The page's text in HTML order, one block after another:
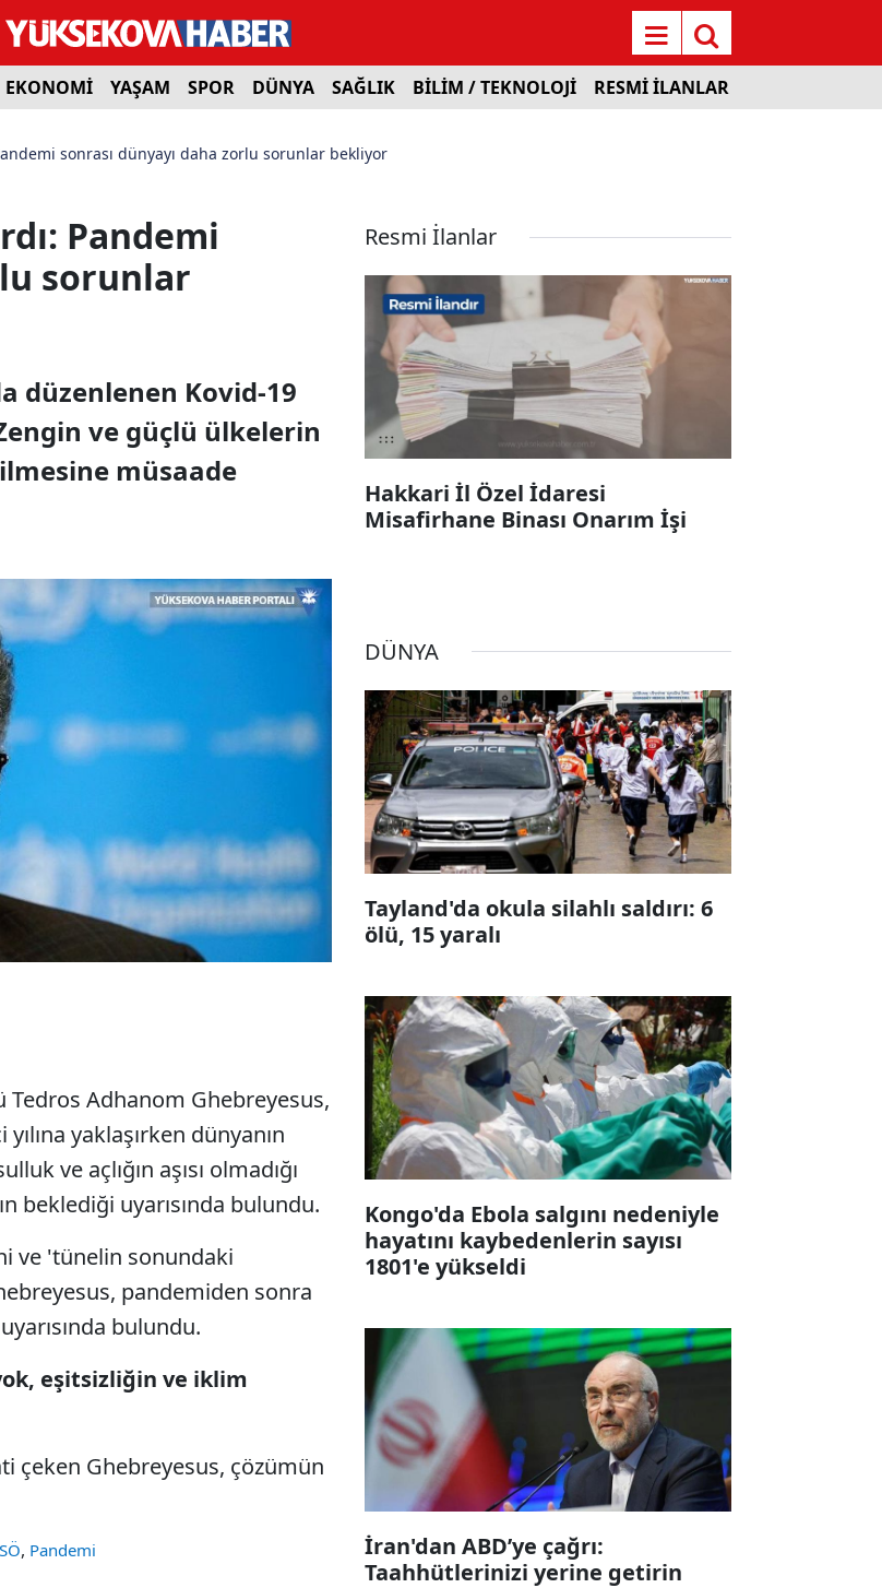
EKONOMİ YAŞAM SPOR DÜNYA SAĞLIK BİLİM / TEKNOLOJİ RESMİ İLANLAR
sonrası dünyayı daha zorlu sorunlar bekliyor
Pandemi
sorunlar
düzenlenen Kovid-19
ve güçlü ülkelerin
müsaade
Tedros Adhanom Ghebreyesus,
yaklaşırken dünyanın
ve açlığın aşısı olmadığı
beklediği uyarısında bulundu.
ve 'tünelin sonundaki
pandemiden sonra
bulundu.
eşitsizliğin ve iklim
çeken Ghebreyesus, çözümün
, Pandemi
Resmi İlanlar
Hakkari İl Özel İdaresi
Misafirhane Binası Onarım İşi
DÜNYA
Tayland'da okula silahlı saldırı: 6
ölü, 15 yaralı
Kongo'da Ebola salgını nedeniyle
hayatını kaybedenlerin sayısı
1801'e yükseldi
İran'dan ABD’ye çağrı:
Taahhütlerinizi yerine getirin